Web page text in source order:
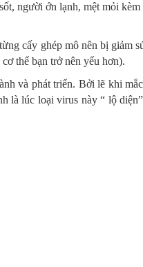
người ớn lạnh, mệt mỏi kèm
cấy ghép mô nên bị giảm
thể bạn trở nên yếu hơn).
và phát triển. Bởi lẽ khi
là lúc loại virus này “ lộ